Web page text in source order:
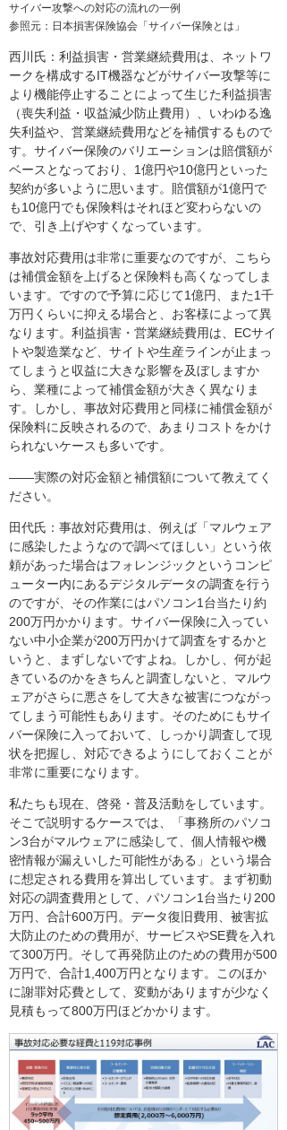
サイバー攻撃への対応の流れの一例
参照元：日本損害保険協会「サイバー保険とは」
西川氏：利益損害・営業継続費用は、ネットワ
ークを構成するIT機器などがサイバー攻撃等に
より機能停止することによって生じた利益損害
（喪失利益・収益減少防止費用）、いわゆる逸
失利益や、営業継続費用などを補償するもので
す。サイバー保険のバリエーションは賠償額が
ベースとなっており、1億円や10億円といった
契約が多いように思います。賠償額が1億円で
も10億円でも保険料はそれほど変わらないの
で、引き上げやすくなっています。
事故対応費用は非常に重要なのですが、こちら
は補償金額を上げると保険料も高くなってしま
います。ですので予算に応じて1億円、また1千
万円くらいに抑える場合と、お客様によって異
なります。利益損害・営業継続費用は、ECサイ
トや製造業など、サイトや生産ラインが止まっ
てしまうと収益に大きな影響を及ぼしますか
ら、業種によって補償金額が大きく異なりま
す。しかし、事故対応費用と同様に補償金額が
保険料に反映されるので、あまりコストをかけ
られないケースも多いです。
――実際の対応金額と補償額について教えてく
ださい。
田代氏：事故対応費用は、例えば「マルウェア
に感染したようなので調べてほしい」という依
頼があった場合はフォレンジックというコンピ
ューター内にあるデジタルデータの調査を行う
のですが、その作業にはパソコン1台当たり約
200万円かかります。サイバー保険に入ってい
ない中小企業が200万円かけて調査をするかと
いうと、まずしないですよね。しかし、何が起
きているのかをきちんと調査しないと、マルウ
ェアがさらに悪さをして大きな被害につながっ
てしまう可能性もあります。そのためにもサイ
バー保険に入っておいて、しっかり調査して現
状を把握し、対応できるようにしておくことが
非常に重要になります。
私たちも現在、啓発・普及活動をしています。
そこで説明するケースでは、「事務所のパソコ
ン3台がマルウェアに感染して、個人情報や機
密情報が漏えいした可能性がある」という場合
に想定される費用を算出しています。まず初動
対応の調査費用として、パソコン1台当たり200
万円、合計600万円。データ復旧費用、被害拡
大防止のための費用が、サービスやSE費を入れ
て300万円。そして再発防止のための費用が500
万円で、合計1,400万円となります。このほか
に謝罪対応費として、変動がありますが少なく
見積もって800万円ほどかかります。